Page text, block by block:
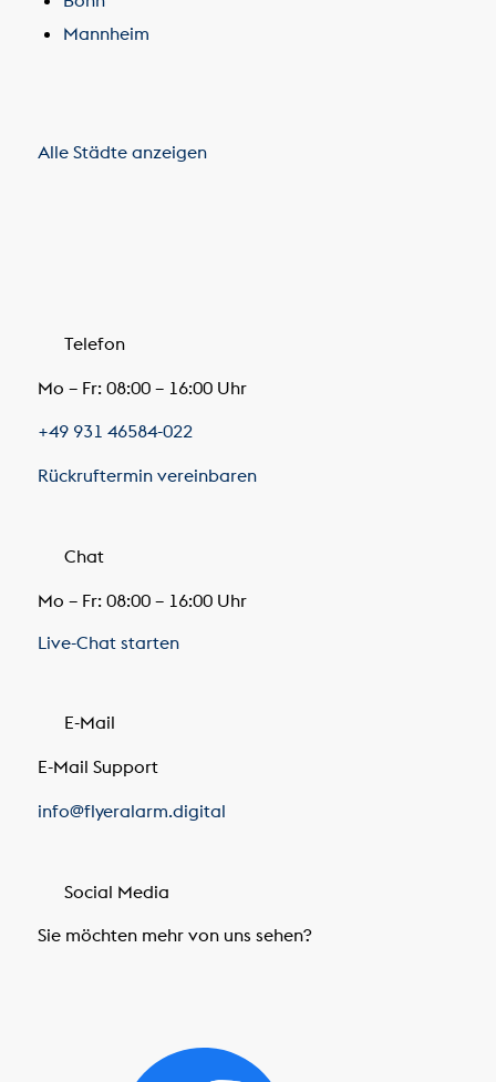
Mannheim
Alle Städte anzeigen
Telefon
Mo – Fr: 08:00 – 16:00 Uhr
+49 931 46584-022
Rückruftermin vereinbaren
Chat
Mo – Fr: 08:00 – 16:00 Uhr
Live-Chat starten
E-Mail
E-Mail Support
info@flyeralarm.digital
Social Media
Sie möchten mehr von uns sehen?